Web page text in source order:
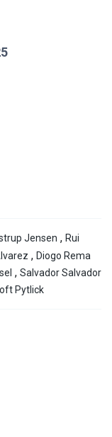
Jensen , Rui
, Diogo Rema
, Salvador Salvador
Pytlick